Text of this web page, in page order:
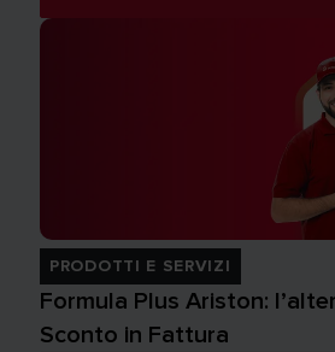
PRODOTTI E SERVIZI
Formula Plus Ariston:
Sconto in Fattura